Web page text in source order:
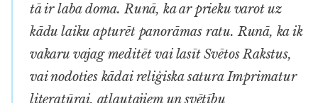
tā ir laba doma. Runā, ka ar prieku varot uz
kādu laiku apturēt panorāmas ratu. Runā, ka ik
vakaru vajag meditēt vai lasīt Svētos Rakstus,
vai nodoties kādai reliģiska saturaImprimatur
literatūrai, atļautajiem un svētību